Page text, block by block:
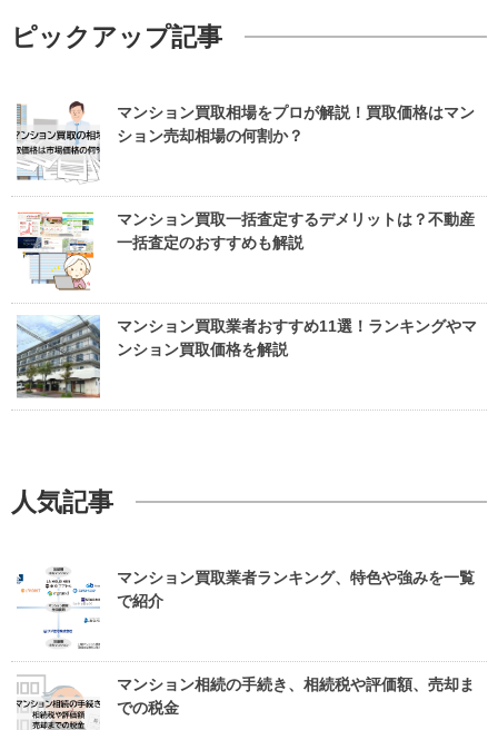
ピックアップ記事
マンション買取相場をプロが解説！買取価格はマン
ション売却相場の何割か？
マンション買取一括査定するデメリットは？不動産
一括査定のおすすめも解説
マンション買取業者おすすめ11選！ランキングやマ
ンション買取価格を解説
人気記事
マンション買取業者ランキング、特色や強みを一覧
で紹介
マンション相続の手続き、相続税や評価額、売却ま
での税金